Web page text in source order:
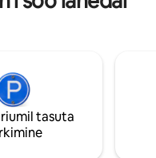
piirkonnas,
maapiirkond
garanteeritud.
tasuta